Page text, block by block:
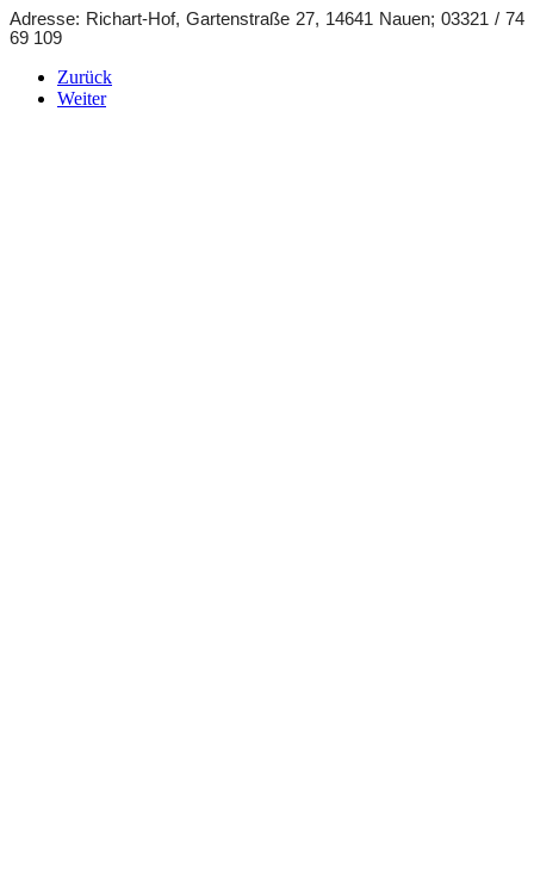
Adresse: Richart-Hof, Gartenstraße 27, 14641 Nauen; 03321 / 74
69 109
Zurück
Weiter